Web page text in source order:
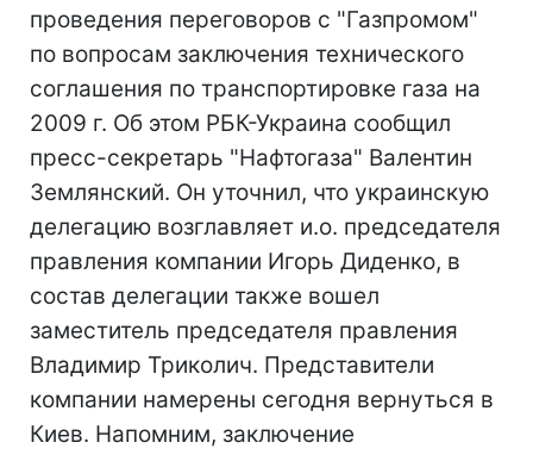
проведения переговоров с "Газпромом"
по вопросам заключения технического
соглашения по транспортировке газа на
2009 г. Об этом РБК-Украина сообщил
пресс-секретарь "Нафтогаза" Валентин
Землянский. Он уточнил, что украинскую
делегацию возглавляет и.о. председателя
правления компании Игорь Диденко, в
состав делегации также вошел
заместитель председателя правления
Владимир Триколич. Представители
компании намерены сегодня вернуться в
Киев. Напомним, заключение